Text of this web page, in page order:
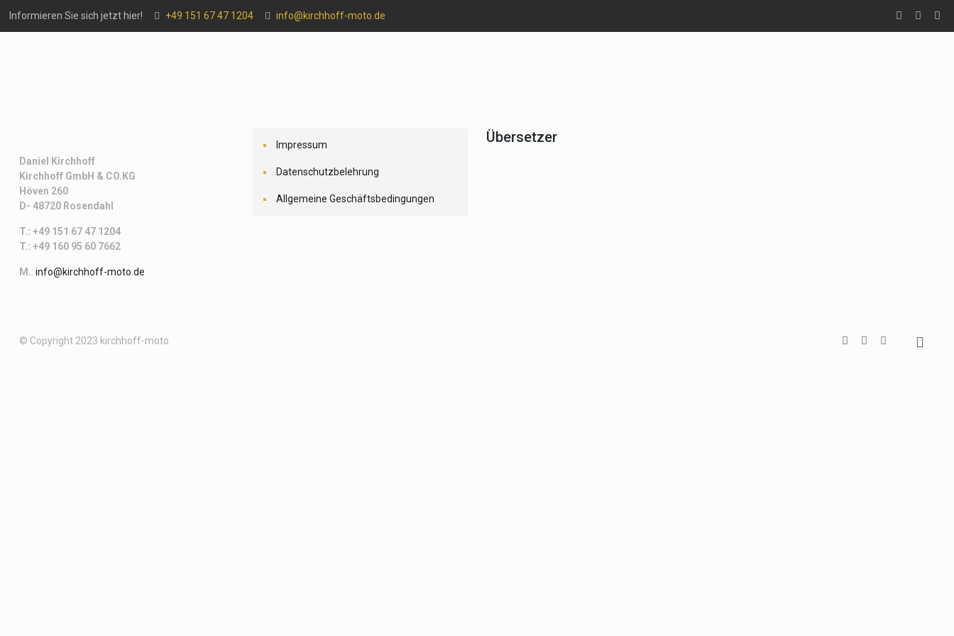
Informieren Sie sich jetzt hier! +49 151 67 47 1204 info@kirchhoff-moto.de
Daniel Kirchhoff
Kirchhoff GmbH & CO.KG
Höven 260
D- 48720 Rosendahl
T.: +49 151 67 47 1204
T.: +49 160 95 60 7662
M.: info@kirchhoff-moto.de
Impressum
Datenschutzbelehrung
Allgemeine Geschäftsbedingungen
Übersetzer
© Copyright 2023 kirchhoff-moto